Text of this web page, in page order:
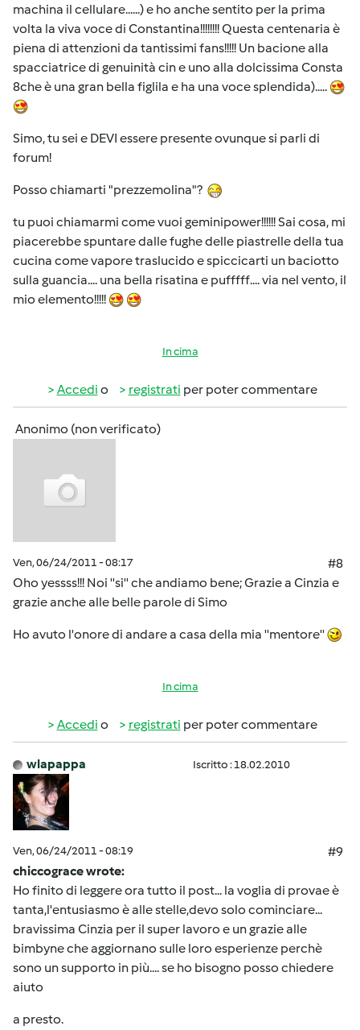
machina il cellulare......) e ho anche sentito per la prima
volta la viva voce di Constantina!!!!!!!! Questa centenaria è
piena di attenzioni da tantissimi fans!!!!! Un bacione alla
spacciatrice di genuinità cin e uno alla dolcissima Consta
8che è una gran bella figlila e ha una voce splendida).....
Simo, tu sei e DEVI essere presente ovunque si parli di
forum!
Posso chiamarti "prezzemolina"?
tu puoi chiamarmi come vuoi geminipower!!!!!! Sai cosa, mi
piacerebbe spuntare dalle fughe delle piastrelle della tua
cucina come vapore traslucido e spiccicarti un baciotto
sulla guancia.... una bella risatina e pufffff.... via nel vento, il
mio elemento!!!!!
In cima
Accedi o registrati per poter commentare
Anonimo (non verificato)
Ven, 06/24/2011 - 08:17
#8
Oho yessss!!! Noi ''si'' che andiamo bene; Grazie a Cinzia e
grazie anche alle belle parole di Simo
Ho avuto l'onore di andare a casa della mia ''mentore''
In cima
Accedi o registrati per poter commentare
wlapappa Iscritto : 18.02.2010
Ven, 06/24/2011 - 08:19
#9
chiccograce wrote:
Ho finito di leggere ora tutto il post... la voglia di provae è
tanta,l'entusiasmo è alle stelle,devo solo cominciare...
bravissima Cinzia per il super lavoro e un grazie alle
bimbyne che aggiornano sulle loro esperienze perchè
sono un supporto in più.... se ho bisogno posso chiedere
aiuto
a presto.